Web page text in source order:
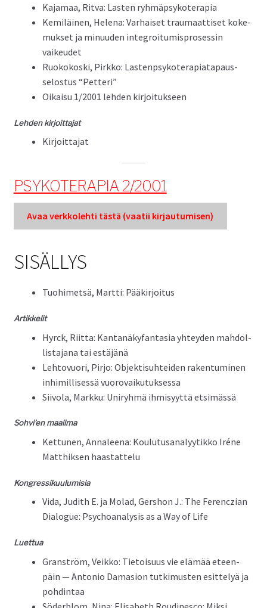
Kaja­maa, Rit­va: Las­ten ryhmäpsykoterapia
Kemiläi­nen, Hele­na: Varhaiset trau­maat­tiset koke­
muk­set ja min­u­u­den inte­groi­tu­mis­pros­essin
vaikeudet
Ruokokos­ki, Pirkko: Las­tenpsykoter­api­at­a­paus­
selostus “Pet­teri”
Oikaisu 1/2001 lehden kirjoitukseen
Lehden kir­joit­ta­jat
Kir­joit­ta­jat
PSYKOTERAPIA 2/2001
Avaa verkkole­hti tästä (vaatii kir­jau­tu­misen)
SISÄLLYS
Tuo­himet­sä, Mart­ti: Pääkirjoitus
Artikke­lit
Hyr­ck, Riit­ta: Kan­tanäky­fan­ta­sia yhtey­den mah­dol­
lis­ta­jana tai estäjänä
Lehtovuori, Pir­jo: Objek­tisuhtei­den rak­en­tu­mi­nen
inhimil­lisessä vuorovaikutuksessa
Siivola, Markku: Uniryh­mä ihmisyyt­tä etsimässä
Sohvi’en maail­ma
Ket­tunen, Annaleena: Koulu­tu­s­ana­lyytikko Iréne
Matthik­sen haastattelu
Kon­gres­siku­u­lu­misia
Vida, Judith E. ja Molad, Ger­shon J.: The Fer­encz­ian
Dia­logue: Psy­cho­analy­sis as a Way of Life
Luet­tua
Granström, Veikko: Tietoisu­us vie elämää eteen­
päin — Anto­nio Dama­sion tutkimusten esit­te­lyä ja
pohdintaa